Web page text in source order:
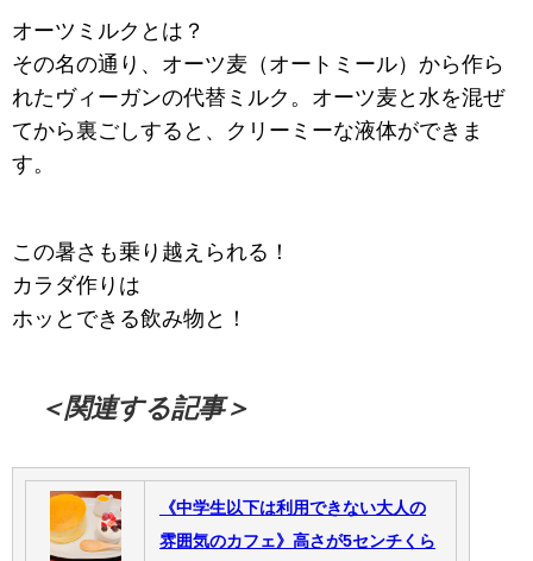
オーツミルクとは？
その名の通り、オーツ麦（オートミール）から作ら
れたヴィーガンの代替ミルク。オーツ麦と水を混ぜ
てから裏ごしすると、クリーミーな液体ができま
す。
この暑さも乗り越えられる！
カラダ作りは
ホッとできる飲み物と！
＜関連する記事＞
《中学生以下は利用できない大人の
雰囲気のカフェ》高さが5センチくら